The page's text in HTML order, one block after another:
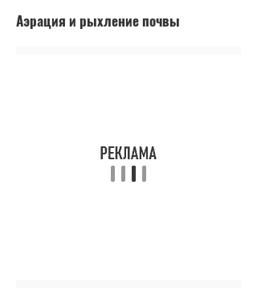
Аэрация и рыхление почвы